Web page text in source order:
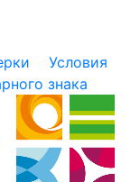
Условия
знака